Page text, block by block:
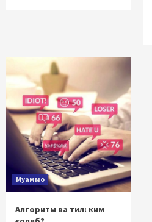
Муаммо
Алгоритм ва тил: ким